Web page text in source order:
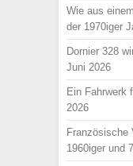
Wie aus
der 1970iger
Dornier 328
Juni 2026
Ein Fahrwerk
2026
Französische
1960iger und